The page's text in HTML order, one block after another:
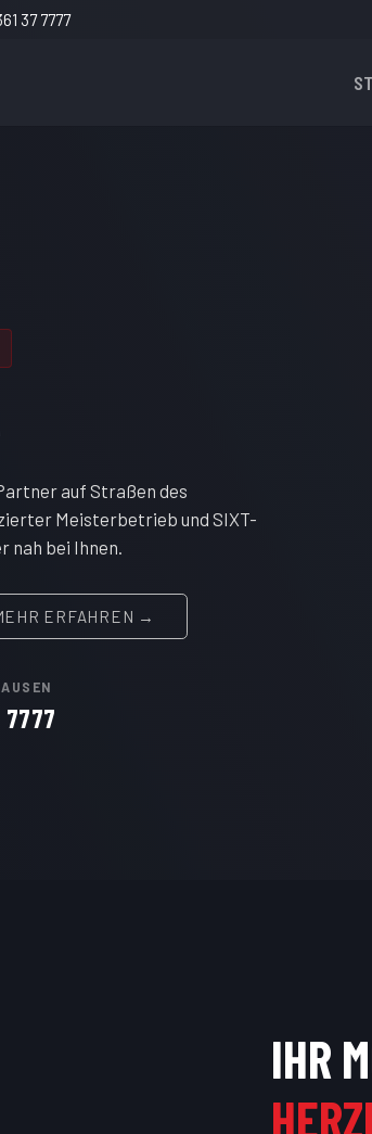
37 7777
auf Straßen des
Meisterbetrieb und SIXT-
nah bei Ihnen.
ERFAHREN →
7777
IHR